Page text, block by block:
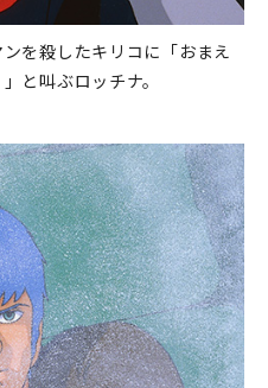
を殺したキリコに「おまえ
と叫ぶロッチナ。